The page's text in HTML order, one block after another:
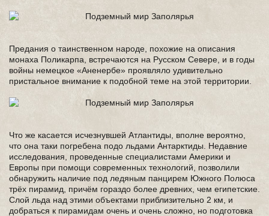
Предания о таинственном народе, похожие на описания
монаха Поликарпа, встречаются на Русском Севере, и в годы
войны немецкое «Аненербе» проявляло удивительно
пристальное внимание к подобной теме на этой территории.
Что же касается исчезнувшей Атлантиды, вполне вероятно,
что она таки погребена подо льдами Антарктиды. Недавние
исследования, проведенные специалистами Америки и
Европы при помощи современных технологий, позволили
обнаружить наличие под ледяным панцирем Южного Полюса
трёх пирамид, причём гораздо более древних, чем египетские.
Слой льда над этими объектами приблизительно 2 км, и
добраться к пирамидам очень и очень сложно, но подготовка